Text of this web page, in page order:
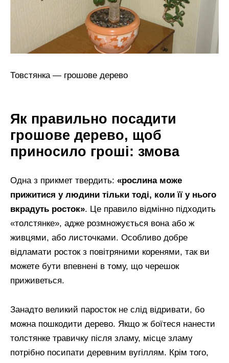
Товстянка — грошове дерево
Як правильно посадити
грошове дерево, щоб
приносило гроші: змова
Одна з прикмет твердить: «рослина може
прижитися у людини тільки тоді, коли її у нього
вкрадуть росток». Це правило відмінно підходить
«толстянке», адже розмножується вона або ж
живцями, або листочками. Особливо добре
відламати росток з повітряними коренями, так ви
можете бути впевнені в тому, що черешок
приживеться.
Занадто великий паросток не слід відривати, бо
можна пошкодити дерево. Якщо ж боїтеся нанести
толстянке травичку після зламу, місце зламу
потрібно посипати деревним вугіллям. Крім того,